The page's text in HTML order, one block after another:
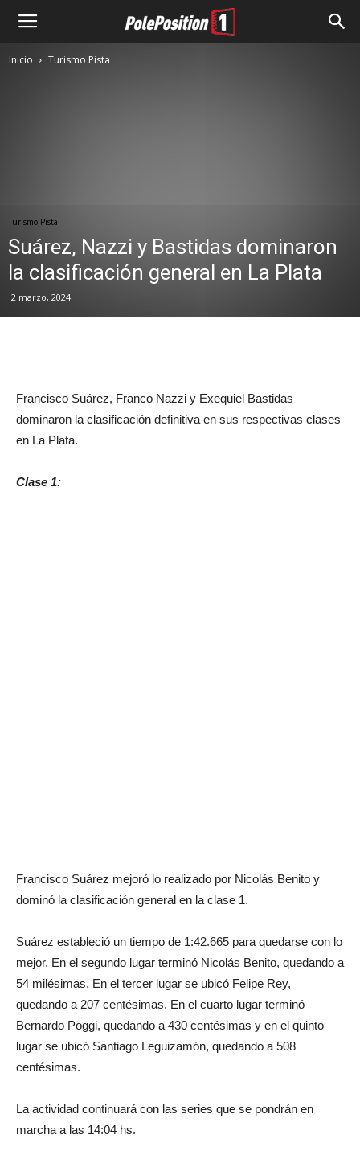
Inicio Turismo Pista
Turismo Pista
Suárez, Nazzi y Bastidas dominaron
la clasificación general en La Plata
2 marzo, 2024
Francisco Suárez, Franco Nazzi y Exequiel Bastidas
dominaron la clasificación definitiva en sus respectivas clases
en La Plata.
Clase 1:
Francisco Suárez mejoró lo realizado por Nicolás Benito y
dominó la clasificación general en la clase 1.
Suárez estableció un tiempo de 1:42.665 para quedarse con lo
mejor. En el segundo lugar terminó Nicolás Benito, quedando a
54 milésimas. En el tercer lugar se ubicó Felipe Rey,
quedando a 207 centésimas. En el cuarto lugar terminó
Bernardo Poggi, quedando a 430 centésimas y en el quinto
lugar se ubicó Santiago Leguizamón, quedando a 508
centésimas.
La actividad continuará con las series que se pondrán en
marcha a las 14:04 hs.